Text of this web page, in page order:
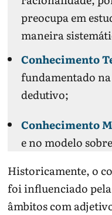
preocupa em
maneira
Conhecimento
fundamentado
dedutivo;
Conhecimento
e no modelo
Historicamente, o
foi influenciado
âmbitos com